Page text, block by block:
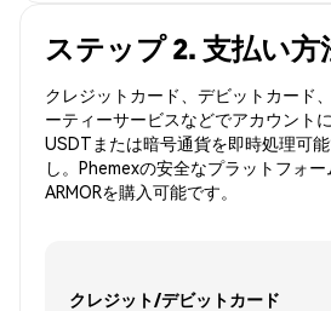
ステップ 2. 支払い方
クレジットカード、デビットカード
ーティーサービスなどでアカウント
USDTまたは暗号通貨を即時処理可
し。Phemexの安全なプラットフォ
ARMORを購入可能です。
クレジット/デビットカード